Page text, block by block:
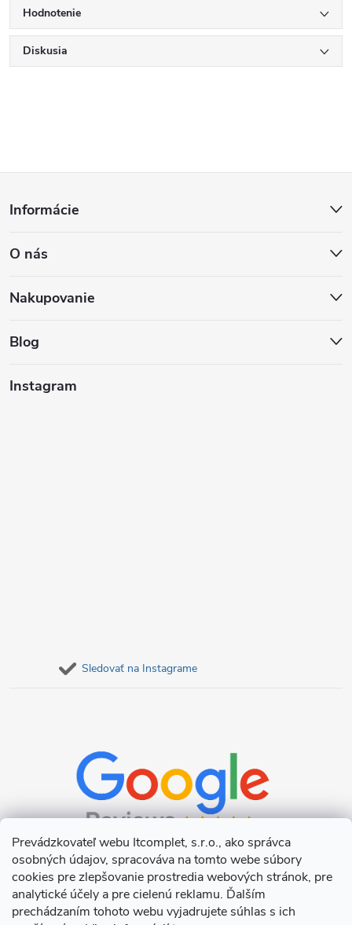
Prevádzkovateľ webu Itcomplet, s.r.o., ako správca
osobných údajov, spracováva na tomto webe súbory
cookies pre zlepšovanie prostredia webových stránok, pre
analytické účely a pre cielenú reklamu. Ďalším
prechádzaním tohoto webu vyjadrujete súhlas s ich
Hodnotenie
Diskusia
p
ä
Informácie
O nás
Nakupovanie
Blog
Instagram
Sledovať na Instagrame